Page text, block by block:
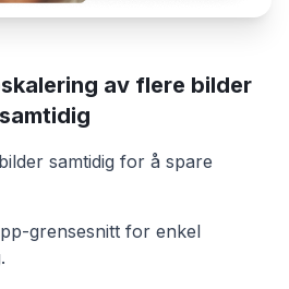
av flere bilder
samtidig
samtidig for å spare
grensesnitt for enkel